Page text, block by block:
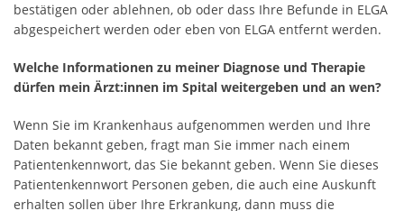
bestätigen oder ablehnen, ob oder dass Ihre Befunde in ELGA
abgespeichert werden oder eben von ELGA entfernt werden.
Welche Informationen zu meiner Diagnose und Therapie
dürfen mein Ärzt:innen im Spital weitergeben und an wen?
Wenn Sie im Krankenhaus aufgenommen werden und Ihre
Daten bekannt geben, fragt man Sie immer nach einem
Patientenkennwort, das Sie bekannt geben. Wenn Sie dieses
Patientenkennwort Personen geben, die auch eine Auskunft
erhalten sollen über Ihre Erkrankung, dann muss die